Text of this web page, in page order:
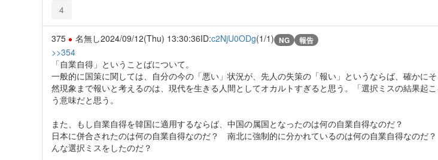
4
375 名無し2024/09/12(Thu) 13:30:36ID:c2NjU0ODg(1/1) NG 報告
>>354
「自業自得」ということばについて。
一般的に国策に関しては、自分の今の「悪い」状況が、先人の失策の「報い」というならば、確かに
然現象まで報いと考えるのは、現代を生きる人間としてオカルトすぎると思う。「選択ミスの結果起
う意味だと思う。
また、もし自業自得を韓国に適用するならば、中国の属国となったのは何の自業自得なのだ？
日本に併合されたのは何の自業自得なのだ？ 南北に強制的に分かれているのは何の自業自得なのだ
んな選択ミスをしたのだ？